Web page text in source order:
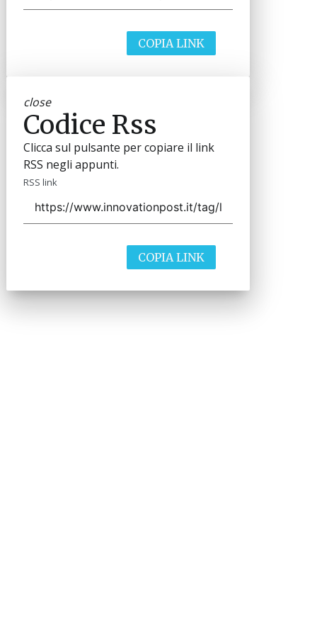
COPIA LINK
close
Codice Rss
Clicca sul pulsante per copiare il link
RSS negli appunti.
RSS link
COPIA LINK